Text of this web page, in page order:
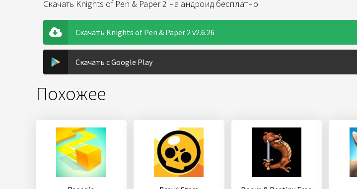
Скачать Knights of Pen & Paper 2 на андроид бесплатно
Скачать Knights of Pen & Paper 2 v2.6.26
Скачать с Google Play
Похожее